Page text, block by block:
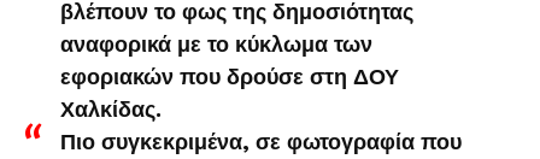
βλέπουν το φως της δημοσιότητας
αναφορικά με το κύκλωμα των
εφοριακών που δρούσε στη ΔΟΥ
Χαλκίδας.
Πιο συγκεκριμένα, σε φωτογραφία που